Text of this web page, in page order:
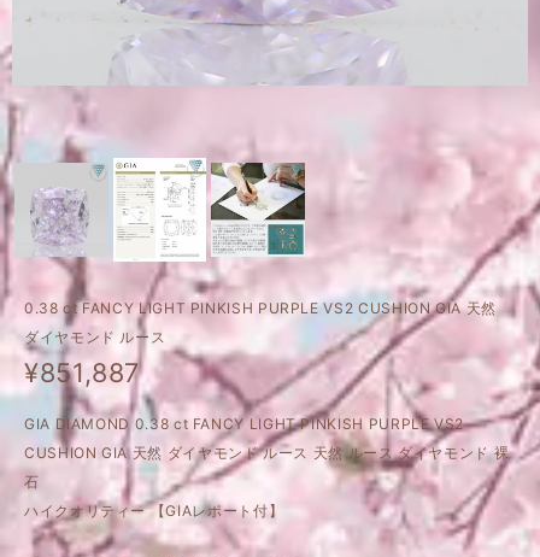
0.38 ct FANCY LIGHT PINKISH PURPLE VS2 CUSHION GIA 天然
ダイヤモンド ルース
¥851,887
GIA DIAMOND 0.38 ct FANCY LIGHT PINKISH PURPLE VS2
CUSHION GIA 天然 ダイヤモンド ルース 天然 ルース ダイヤモンド 裸
石
ハイクオリティー 【GIAレポート付】